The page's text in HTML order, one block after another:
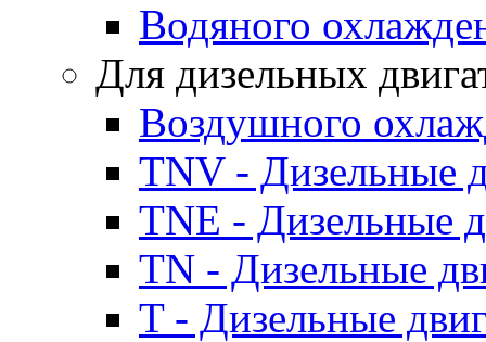
Водяного
Для дизельных
Воздушного
TNV - Дизельные
TNE - Дизельные
TN - Дизельные
T - Дизельные